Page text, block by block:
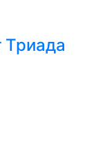
Триада